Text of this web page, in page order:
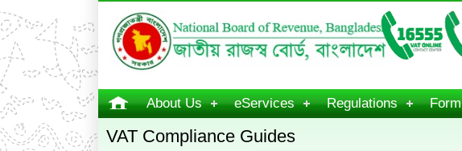
About Us eServices Regulations Form
VAT Compliance Guides